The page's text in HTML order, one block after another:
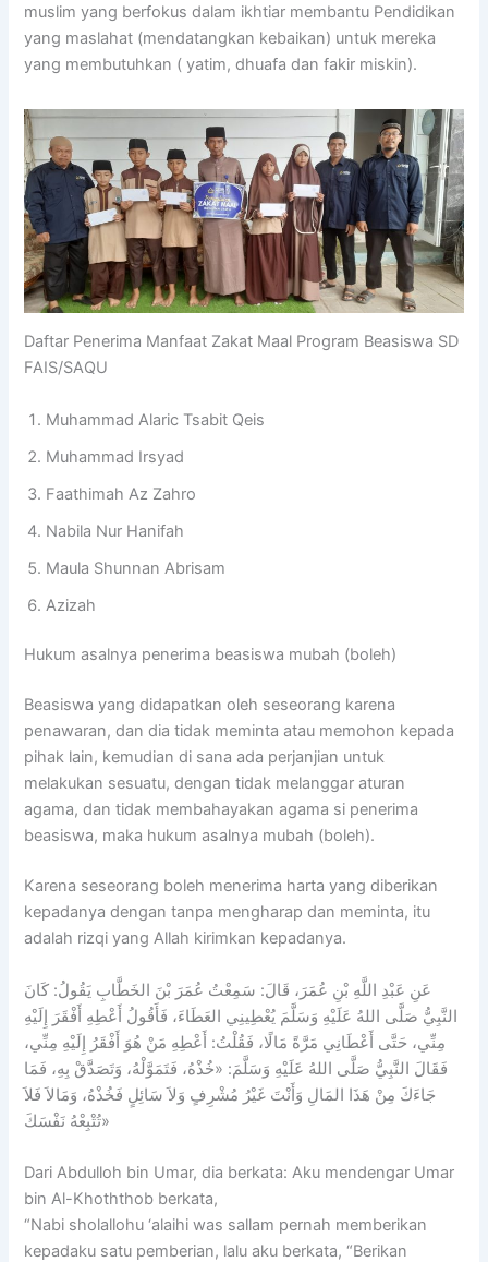
muslim yang berfokus dalam ikhtiar membantu Pendidikan
yang maslahat (mendatangkan kebaikan) untuk mereka
yang membutuhkan ( yatim, dhuafa dan fakir miskin).
Daftar Penerima Manfaat Zakat Maal Program Beasiswa SD
FAIS/SAQU
Muhammad Alaric Tsabit Qeis
Muhammad Irsyad
Faathimah Az Zahro
Nabila Nur Hanifah
Maula Shunnan Abrisam
Azizah
Hukum asalnya penerima beasiswa mubah (boleh)
Beasiswa yang didapatkan oleh seseorang karena
penawaran, dan dia tidak meminta atau memohon kepada
pihak lain, kemudian di sana ada perjanjian untuk
melakukan sesuatu, dengan tidak melanggar aturan
agama, dan tidak membahayakan agama si penerima
beasiswa, maka hukum asalnya mubah (boleh).
Karena seseorang boleh menerima harta yang diberikan
kepadanya dengan tanpa mengharap dan meminta, itu
adalah rizqi yang Allah kirimkan kepadanya.
عَنِ عَبْدِ اللَّهِ بْنِ عُمَرَ، قَالَ: سَمِعْتُ عُمَرَ بْنَ الخَطَّابِ يَقُولُ: كَانَ
النَّبِيُّ صَلَّى اللهُ عَلَيْهِ وَسَلَّمَ يُعْطِينِي العَطَاءَ، فَأَقُولُ أَعْطِهِ أَفْقَرَ إِلَيْهِ
مِنِّي، حَتَّى أَعْطَانِي مَرَّةً مَالًا، فَقُلْتُ: أَعْطِهِ مَنْ هُوَ أَفْقَرُ إِلَيْهِ مِنِّي،
فَقَالَ النَّبِيُّ صَلَّى اللهُ عَلَيْهِ وَسَلَّمَ: «خُذْهُ، فَتَمَوَّلْهُ، وَتَصَدَّقْ بِهِ، فَمَا
جَاءَكَ مِنْ هَذَا المَالِ وَأَنْتَ غَيْرُ مُشْرِفٍ وَلاَ سَائِلٍ فَخُذْهُ، وَمَالاَ فَلاَ
تُتْبِعْهُ نَفْسَكَ»
Dari Abdulloh bin Umar, dia berkata: Aku mendengar Umar
bin Al-Khoththob berkata,
“Nabi sholallohu ‘alaihi was sallam pernah memberikan
kepadaku satu pemberian, lalu aku berkata, “Berikan